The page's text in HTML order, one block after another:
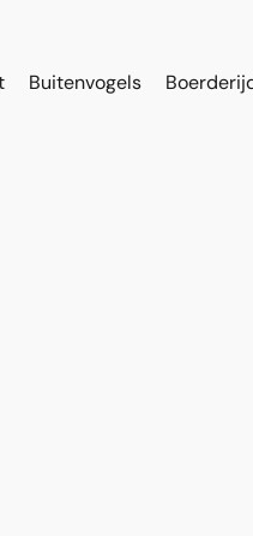
Buitenvogels